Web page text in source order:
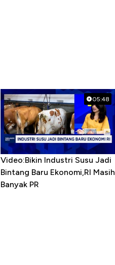
05:48
Video:Bikin Industri Susu Jadi
Bintang Baru Ekonomi,RI Masih
Banyak PR